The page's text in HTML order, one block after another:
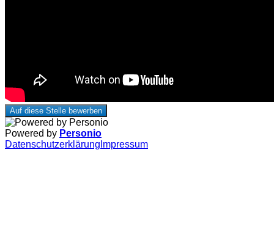
Auf diese Stelle bewerben
Powered by Personio
Datenschutzerklärung Impressum